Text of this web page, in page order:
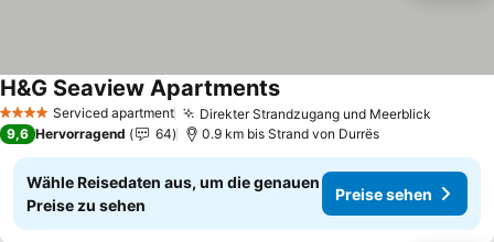
4 Sterne Serviced apartment Direkter Strandzugang und Meerblick
H&G Seaview Apartments
9,6 Hervorragend 64 0.9 km bis Strand von Durrës
Wähle Reisedaten aus, um die genauen
Preise zu sehen
Preise sehen